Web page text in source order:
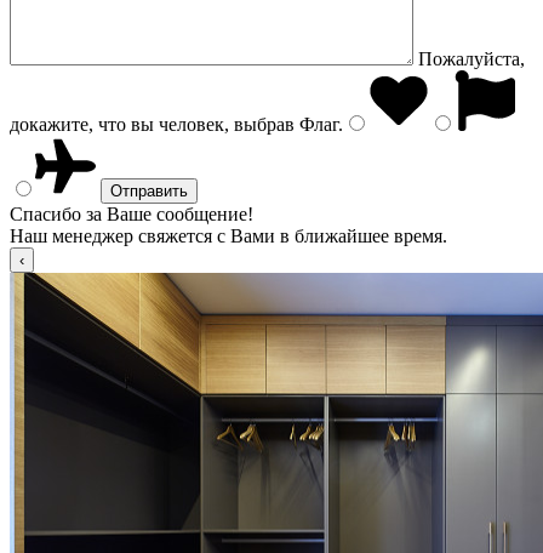
Пожалуйста,
докажите, что вы человек, выбрав Флаг.
Спасибо за Ваше сообщение!
Наш менеджер свяжется с Вами в ближайшее время.